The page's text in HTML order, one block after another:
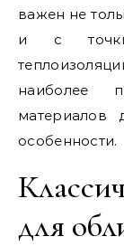
важен не
и с точки
наиболее
материалов
особенности.
для